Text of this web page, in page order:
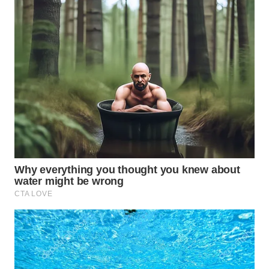
WAHANA
INFRASTRUKTUR
WAHANA
WAHANA
LISTRIK
WAHANA
TRAVEL
WAHANA
TV
WAHANANEWS
ID